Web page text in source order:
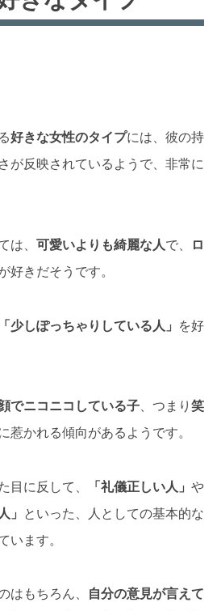
好きな女性のタイプには、彼の持
が反映されているようで、非常に
は、 可愛いよりも綺麗な人で、
ロ
好きだそうです。
「少しぽっちゃりしている人」 を好
でニコニコしている子、つまり 笑
惹かれる傾向があるようです。
目に反して、 「礼儀正しい人」 や
」 といった、人としての基本的な
います。
はもちろん、 自分の意見が言えて